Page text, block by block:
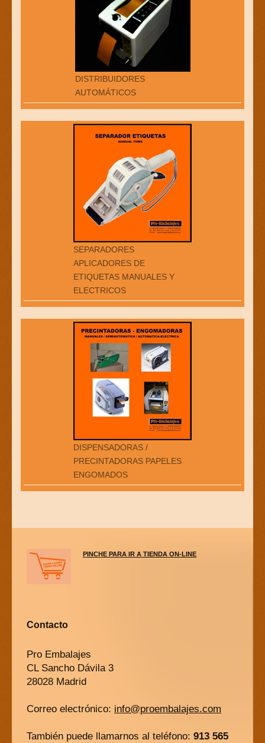
DISTRIBUIDORES
AUTOMÁTICOS
SEPARADORES
APLICADORES DE
ETIQUETAS MANUALES Y
ELECTRICOS
DISPENSADORAS /
PRECINTADORAS PAPELES
ENGOMADOS
PINCHE PARA IR A TIENDA ON-LINE
Contacto
Pro Embalajes
CL Sancho Dávila 3
28028 Madrid
Correo electrónico: info@proembalajes.com
También puede llamarnos al teléfono: 913 565